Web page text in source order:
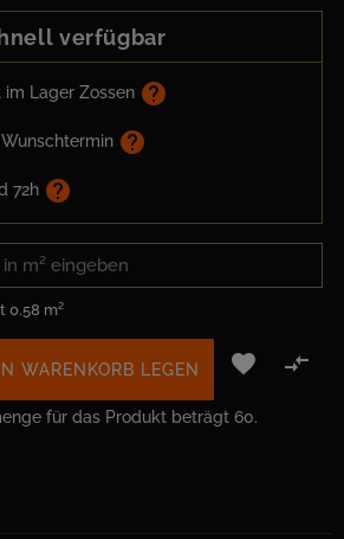
verfügbar
Lager Zossen help
Wunschtermin help
72h help
0.58 m²
WARENKORB LEGEN  
für das Produkt beträgt 60.